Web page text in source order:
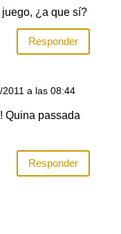
¿a que sí?
Responder
2011 a las 08:44
Quina passada
Responder